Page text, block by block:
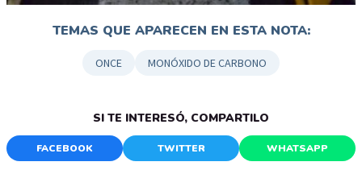
TEMAS QUE APARECEN EN ESTA NOTA:
ONCE MONÓXIDO DE CARBONO
SI TE INTERESÓ, COMPARTILO
FACEBOOK TWITTER WHATSAPP